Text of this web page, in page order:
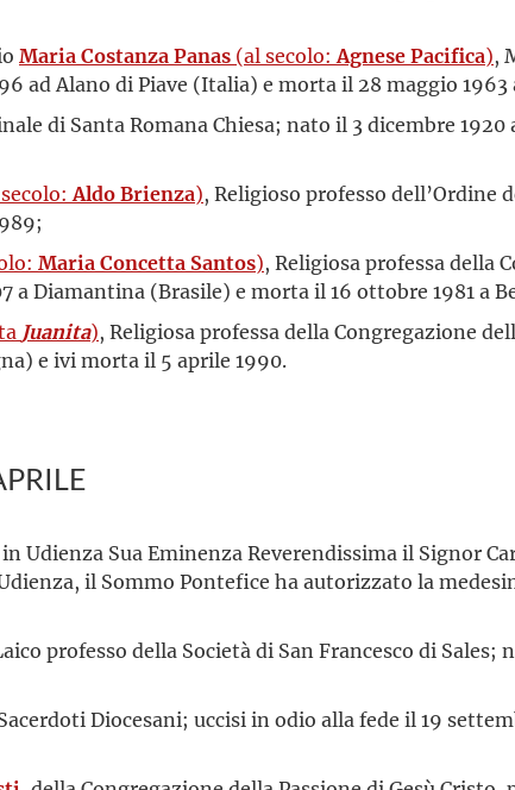
Maria Costanza Panas (al secolo: Agnese Pacifica),
ad Alano di Piave (Italia) e morta il 28 maggio
di Santa Romana Chiesa; nato il 3 dicembre 1920
Aldo Brienza), Religioso professo dell’Ordine
Maria Concetta Santos), Religiosa professa della
a Diamantina (Brasile) e morta il 16 ottobre 1981 a
Juanita), Religiosa professa della Congregazione
e ivi morta il 5 aprile 1990.
Udienza Sua Eminenza Reverendissima il Signor
il Sommo Pontefice ha autorizzato la
professo della Società di San Francesco di Sales;
Diocesani; uccisi in odio alla fede il 19